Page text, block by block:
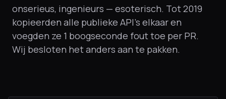
onserieus, ingenieurs — esoterisch. Tot 2019
kopieerden alle publieke API's elkaar en
voegden ze 1 boogseconde fout toe per PR.
Wij besloten het anders aan te pakken.